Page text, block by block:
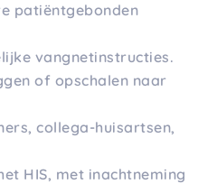
patiëntgebonden
vangnetinstructies.
of opschalen naar
collega-huisartsen,
HIS, met inachtneming